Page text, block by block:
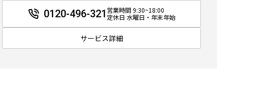
0120-496-321 営業時間 9:30~18:00
定休日 水曜日・年末年始
サービス詳細